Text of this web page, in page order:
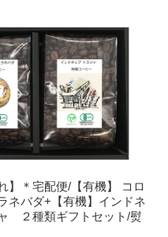
】＊宅配便/【有機】 コロ
ネバダ+【有機】インドネ
２種類ギフトセット/熨